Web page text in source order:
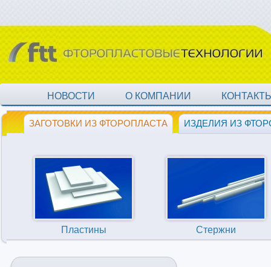
НОВОСТИ О КОМПАНИИ
ЗАГОТОВКИ ИЗ ФТОРОПЛАСТА ИЗДЕЛИЯ ИЗ
Пластины Стержни